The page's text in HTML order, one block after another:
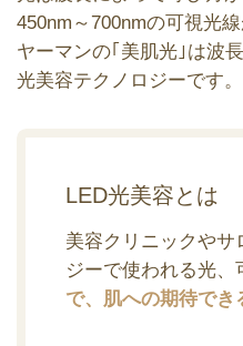
450nm～700nmの可視光線
ヤーマンの｢美肌光｣は波
光美容テクノロジーです。
LED光美容とは
美容クリニックやサ
ジーで使われる光、
で、肌への期待で